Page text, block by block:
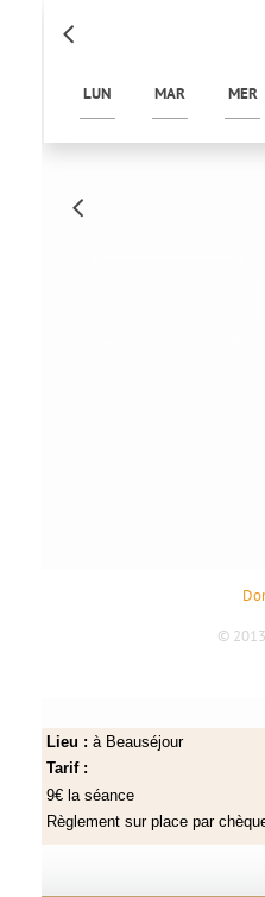
Lieu : à Beauséjour
Tarif :
9€ la séance
Règlement sur place par